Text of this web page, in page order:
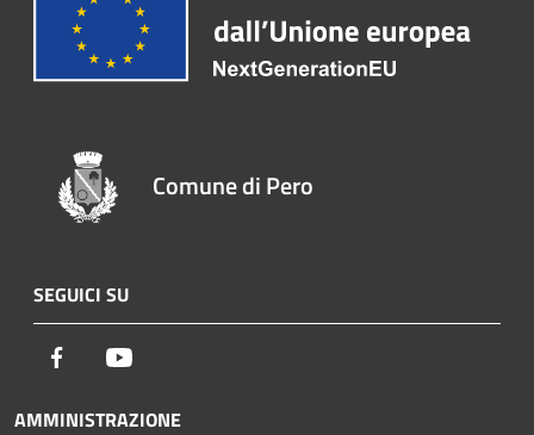
Comune di Pero
SEGUICI SU
Facebook
AMMINISTRAZIONE